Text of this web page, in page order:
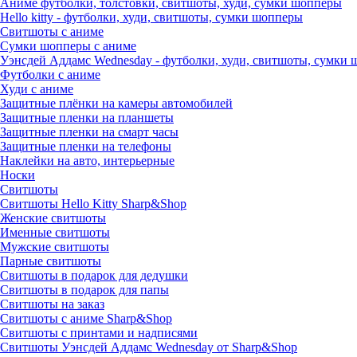
Аниме футболки, толстовки, свитшоты, худи, сумки шопперы
Hello kitty - футболки, худи, свитшоты, сумки шопперы
Свитшоты с аниме
Сумки шопперы с аниме
Уэнсдей Аддамс Wednesday - футболки, худи, свитшоты, сумки
Футболки с аниме
Худи с аниме
Защитные плёнки на камеры автомобилей
Защитные пленки на планшеты
Защитные пленки на смарт часы
Защитные пленки на телефоны
Наклейки на авто, интерьерные
Носки
Свитшоты
Cвитшоты Hello Kitty Sharp&Shop
Женские свитшоты
Именные свитшоты
Мужские свитшоты
Парные свитшоты
Свитшоты в подарок для дедушки
Свитшоты в подарок для папы
Свитшоты на заказ
Свитшоты с аниме Sharp&Shop
Свитшоты с принтами и надписями
Свитшоты Уэнсдей Аддамс Wednesday от Sharp&Shop